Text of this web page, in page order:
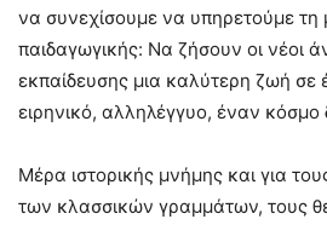
να συνεχίσουμε να υπηρετούμε
παιδαγωγικής: Να ζήσουν οι νέοι
εκπαίδευσης μια καλύτερη ζωή σε
ειρηνικό, αλληλέγγυο, έναν κόσμο
Μέρα ιστορικής μνήμης και για
των κλασσικών γραμμάτων, τους